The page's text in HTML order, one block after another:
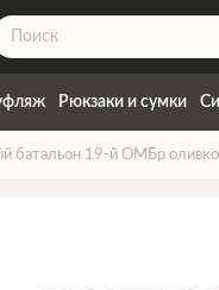
Рюкзаки и сумки
батальон 19-й ОМБр